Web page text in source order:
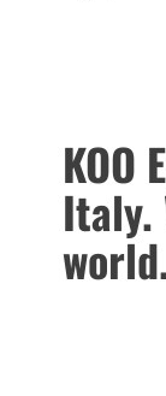
KOO
Italy.